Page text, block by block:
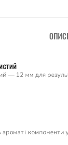
ОПИС
12 мм для
і